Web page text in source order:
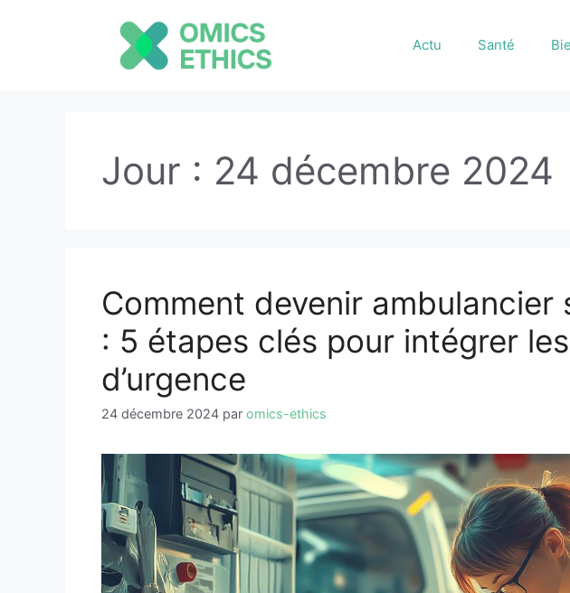
Actu Santé
Jour : 24 décembre 2024
Comment devenir ambulancier
: 5 étapes clés pour intégrer
d’urgence
24 décembre 2024 par omics-ethics